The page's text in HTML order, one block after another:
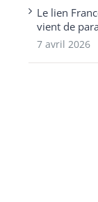
Le lien
vient de
7 avril 2026